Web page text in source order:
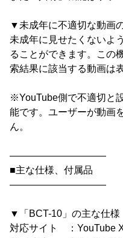
▼未成年に不適切な動画
未成年に見せたくないよ
ることができます。この
索結果に該当する動画は
※YouTube側で不適切と
能です。ユーザーが動画
ん。
――――――――――
■主な仕様、付属品
――――――――――
▼「BCT-10」の主な仕様
対応サイト ：YouTube